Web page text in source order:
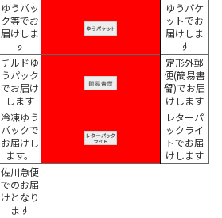
ゆうパッ
ク等でお
届けしま
す
ゆうパケ
ットでお
届けしま
す
チルドゆ
うパック
でお届け
します
定形外郵
便(簡易書
留)でお届
けします
冷凍ゆう
パックで
お届けし
ます。
レターパ
ックライ
トでお届
けします
佐川急便
でのお届
けとなり
ます